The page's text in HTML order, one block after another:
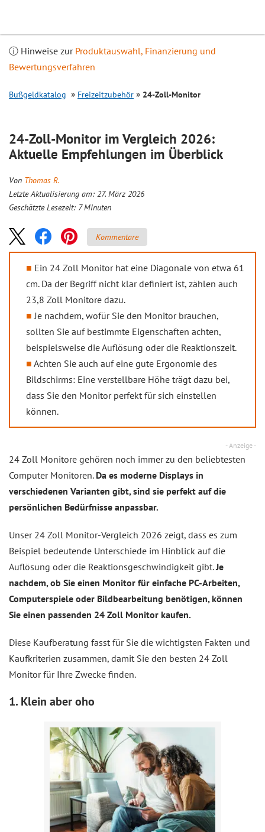
ⓘ Hinweise zur Produktauswahl, Finanzierung und
Bewertungsverfahren
Bußgeldkatalog Freizeitzubehör 24-Zoll-Monitor
24-Zoll-Monitor im Vergleich 2026:
Aktuelle Empfehlungen im Überblick
Von Thomas R.
Letzte Aktualisierung am: 27. März 2026
Geschätzte Lesezeit: 7 Minuten
Kommentare
Ein 24 Zoll Monitor hat eine Diagonale von etwa 61
cm. Da der Begriff nicht klar definiert ist, zählen auch
23,8 Zoll Monitore dazu.
Je nachdem, wofür Sie den Monitor brauchen,
sollten Sie auf bestimmte Eigenschaften achten,
beispielsweise die Auflösung oder die Reaktionszeit.
Achten Sie auch auf eine gute Ergonomie des
Bildschirms: Eine verstellbare Höhe trägt dazu bei,
dass Sie den Monitor perfekt für sich einstellen
können.
- Anzeige -
24 Zoll Monitore gehören noch immer zu den beliebtesten
Computer Monitoren. Da es moderne Displays in
verschiedenen Varianten gibt, sind sie perfekt auf die
persönlichen Bedürfnisse anpassbar.
Unser 24 Zoll Monitor-Vergleich 2026 zeigt, dass es zum
Beispiel bedeutende Unterschiede im Hinblick auf die
Auflösung oder die Reaktionsgeschwindigkeit gibt.Je
nachdem, ob Sie einen Monitor für einfache PC-Arbeiten,
Computerspiele oder Bildbearbeitung benötigen, können
Sie einen passenden 24 Zoll Monitor kaufen.
Diese Kaufberatung fasst für Sie die wichtigsten Fakten und
Kaufkriterien zusammen, damit Sie den besten 24 Zoll
Monitor für Ihre Zwecke finden.
1. Klein aber oho